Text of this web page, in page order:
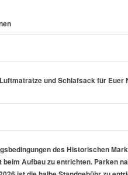
und Schlafsack für Euer
des Historischen
Aufbau zu entrichten. Parken